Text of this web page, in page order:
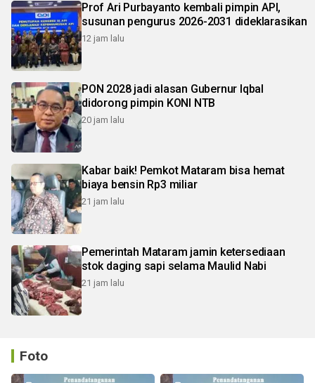
Prof Ari Purbayanto kembali pimpin API,
susunan pengurus 2026-2031 dideklarasikan
12 jam lalu
PON 2028 jadi alasan Gubernur Iqbal
didorong pimpin KONI NTB
20 jam lalu
Kabar baik! Pemkot Mataram bisa hemat
biaya bensin Rp3 miliar
21 jam lalu
Pemerintah Mataram jamin ketersediaan
stok daging sapi selama Maulid Nabi
21 jam lalu
Foto